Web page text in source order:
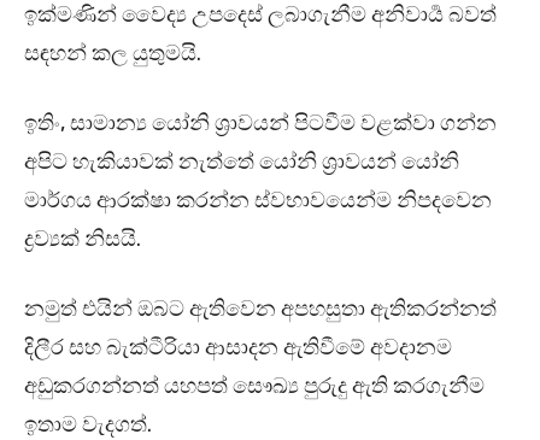
ඉක්මණින් වෛද්‍ය උපදෙස් ලබාගැනීම අනිවාර්‍ය බවත්
සඳහන් කල යුතුමයි.
ඉතිං, සාමාන්‍ය යෝනි ශ්‍රාවයන් පිටවීම වළක්වා ගන්න
අපිට හැකියාවක් නැත්තේ යෝනි ශ්‍රාවයන් යෝනි
මාර්ගය ආරක්ෂා කරන්න ස්වභාවයෙන්ම නිපදවෙන
ද්‍රව්‍යක් නිසයි.
නමුත් එයින් ඔබට ඇතිවෙන අපහසුතා ඇතිකරන්නත්
දිලීර සහ බැක්ටීරියා ආසාදන ඇතිවීමේ අවදානම
අඩුකරගන්නත් යහපත් සෞඛ්‍ය පුරුදු ඇති කරගැනීම
ඉතාම වැදගත්.